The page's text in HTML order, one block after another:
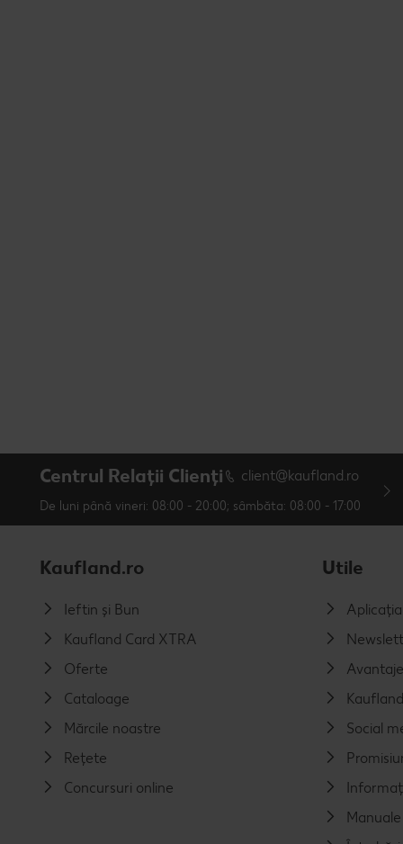
Centrul Relații Clienți client@kaufland.ro
De luni până vineri: 08:00 - 20:00; sâmbăta: 08:00 - 17:00
Kaufland.ro
Ieftin și Bun
Kaufland Card XTRA
Oferte
Cataloage
Mărcile noastre
Rețete
Concursuri online
Utile
Avantaje
Social